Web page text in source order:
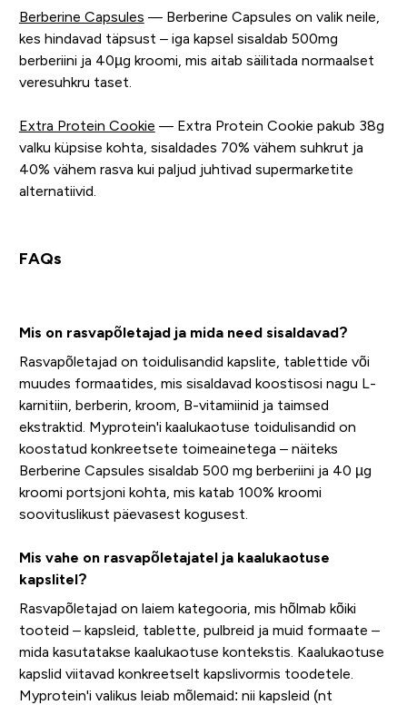
Berberine Capsules — Berberine Capsules on valik neile,
kes hindavad täpsust – iga kapsel sisaldab 500mg
berberiini ja 40µg kroomi, mis aitab säilitada normaalset
veresuhkru taset.
Extra Protein Cookie — Extra Protein Cookie pakub 38g
valku küpsise kohta, sisaldades 70% vähem suhkrut ja
40% vähem rasva kui paljud juhtivad supermarketite
alternatiivid.
FAQs
Mis on rasvapõletajad ja mida need sisaldavad?
Rasvapõletajad on toidulisandid kapslite, tablettide või
muudes formaatides, mis sisaldavad koostisosi nagu L-
karnitiin, berberin, kroom, B-vitamiinid ja taimsed
ekstraktid. Myprotein'i kaalukaotuse toidulisandid on
koostatud konkreetsete toimeainetega – näiteks
Berberine Capsules sisaldab 500 mg berberiini ja 40 µg
kroomi portsjoni kohta, mis katab 100% kroomi
soovituslikust päevasest kogusest.
Mis vahe on rasvapõletajatel ja kaalukaotuse
kapslitel?
Rasvapõletajad on laiem kategooria, mis hõlmab kõiki
tooteid – kapsleid, tablette, pulbreid ja muid formaate –
mida kasutatakse kaalukaotuse kontekstis. Kaalukaotuse
kapslid viitavad konkreetselt kapslivormis toodetele.
Myprotein'i valikus leiab mõlemaid: nii kapsleid (nt